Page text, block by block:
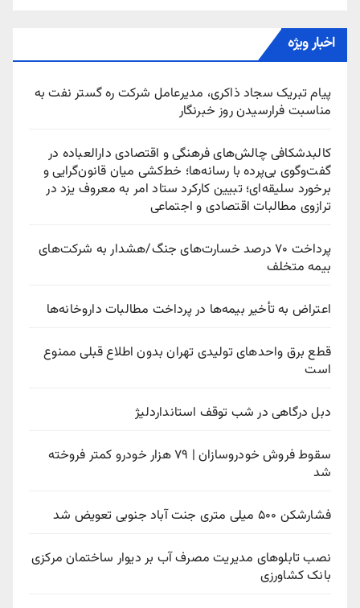
اخبار ویژه
پیام تبریک سجاد ذاکری، مدیرعامل شرکت ره‌ گستر نفت به
مناسبت فرارسیدن روز خبرنگار
کالبدشکافی چالش‌های فرهنگی و اقتصادی دارالعباده در
گفت‌وگوی بی‌پرده با رسانه‌ها؛ خط‌کشی میان قانون‌گرایی و
برخورد سلیقه‌ای؛ تبیین کارکرد ستاد امر به معروف یزد در
ترازوی مطالبات اقتصادی و اجتماعی
پرداخت ۷۰ درصد خسارت‌های جنگ/هشدار به شرکت‌های
بیمه متخلف
اعتراض به تأخیر بیمه‌ها در پرداخت مطالبات داروخانه‌ها
قطع برق واحدهای تولیدی تهران بدون اطلاع قبلی ممنوع
است
دبل درگاهی در شب توقف استانداردلیژ
سقوط فروش خودروسازان | ۷۹ هزار خودرو کمتر فروخته
شد
فشارشکن ۵۰۰ میلی متری جنت آباد جنوبی تعویض شد
نصب تابلوهای مدیریت مصرف آب بر دیوار ساختمان مرکزی
بانک کشاورزی